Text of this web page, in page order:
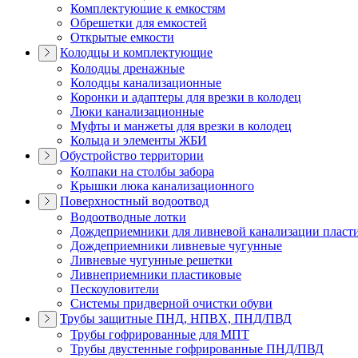
Комплектующие к емкостям
Обрешетки для емкостей
Открытые емкости
Колодцы и комплектующие
Колодцы дренажные
Колодцы канализационные
Коронки и адаптеры для врезки в колодец
Люки канализационные
Муфты и манжеты для врезки в колодец
Кольца и элементы ЖБИ
Обустройство территории
Колпаки на столбы забора
Крышки люка канализационного
Поверхностный водоотвод
Водоотводные лотки
Дождеприемники для ливневой канализации
Дождеприемники ливневые чугунные
Ливневые чугунные решетки
Ливнеприемники пластиковые
Пескоуловители
Системы придверной очистки обуви
Трубы защитные ПНД, НПВХ, ПНД/ПВД
Трубы гофрированные для МПТ
Трубы двустенные гофрированные ПНД/ПВД